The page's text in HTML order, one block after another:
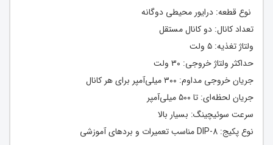
نوع قطعه: درایور محیطی دوگانه
تعداد کانال: دو کانال مستقل
ولتاژ تغذیه: ۵ ولت
حداکثر ولتاژ خروجی: ۳۰ ولت
جریان خروجی مداوم: ۳۰۰ میلی‌آمپر برای هر کانال
جریان لحظه‌ای: تا ۵۰۰ میلی‌آمپر
سرعت سوئیچینگ: بسیار بالا
نوع پکیج: DIP-8 مناسب تعمیرات و بردهای آموزشی